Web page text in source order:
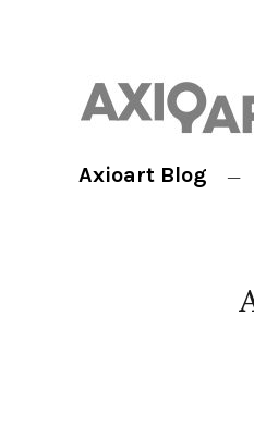
Axioart Blog